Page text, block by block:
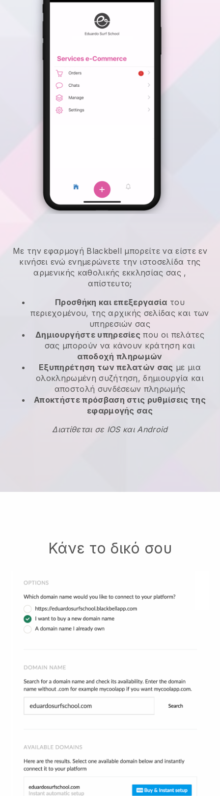
Με την εφαρμογή Blackbell μπορείτε να είστε εν
κινήσει ενώ ενημερώνετε την ιστοσελίδα της
αρμενικής καθολικής εκκλησίας σας ,
απίστευτο;
Προσθήκη και επεξεργασία του
περιεχομένου, της αρχικής σελίδας και των
υπηρεσιών σας
Δημιουργήστε υπηρεσίες που οι πελάτες
σας μπορούν να κάνουν κράτηση και
αποδοχή πληρωμών
Εξυπηρέτηση των πελατών σας με μια
ολοκληρωμένη συζήτηση, δημιουργία και
αποστολή συνδέσεων πληρωμής
Αποκτήστε πρόσβαση στις ρυθμίσεις της
εφαρμογής σας
Διατίθεται σε IOS και Android
Κάνε το δικό σου